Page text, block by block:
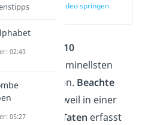
zur Stelle im Video springen
nun die
Top 10
und kriminellsten
an. Beachte
Nur weil in einer
kriminelle Taten erfasst
02:43
05:27